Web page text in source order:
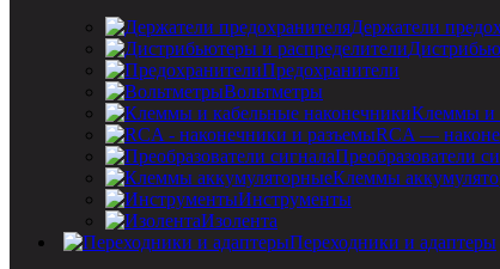
Держатели
Предохранители
Вольтметры
Клеммы и
RCA —
Преобразователи
Клеммы
Инструменты
Изолента
Переходники и адаптеры